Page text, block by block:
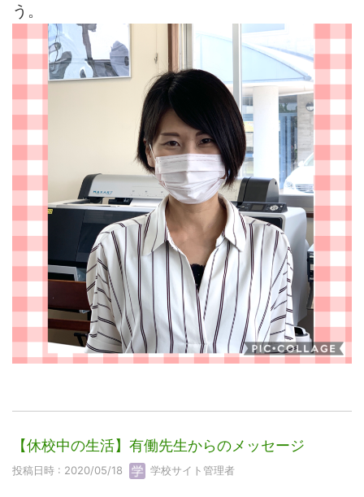
う。
【休校中の生活】有働先生からのメッセージ
投稿日時 : 2020/05/18 学校サイト管理者